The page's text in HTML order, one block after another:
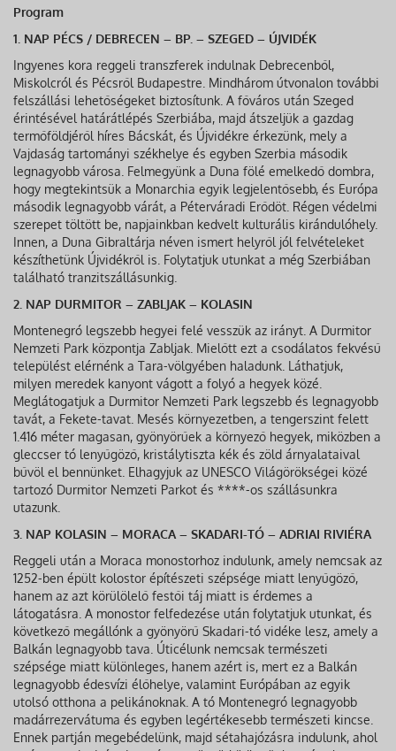
Program
1. NAP PÉCS / DEBRECEN – BP. – SZEGED – ÚJVIDÉK
Ingyenes kora reggeli transzferek indulnak Debrecenből,
Miskolcról és Pécsről Budapestre. Mindhárom útvonalon további
felszállási lehetőségeket biztosítunk. A főváros után Szeged
érintésével határátlépés Szerbiába, majd átszeljük a gazdag
termőföldjéről híres Bácskát, és Újvidékre érkezünk, mely a
Vajdaság tartományi székhelye és egyben Szerbia második
legnagyobb városa. Felmegyünk a Duna fölé emelkedő dombra,
hogy megtekintsük a Monarchia egyik legjelentősebb, és Európa
második legnagyobb várát, a Péterváradi Erődöt. Régen védelmi
szerepet töltött be, napjainkban kedvelt kulturális kirándulóhely.
Innen, a Duna Gibraltárja néven ismert helyről jól felvételeket
készíthetünk Újvidékről is. Folytatjuk utunkat a még Szerbiában
található tranzitszállásunkig.
2. NAP DURMITOR – ZABLJAK – KOLASIN
Montenegró legszebb hegyei felé vesszük az irányt. A Durmitor
Nemzeti Park központja Zabljak. Mielőtt ezt a csodálatos fekvésű
települést elérnénk a Tara-völgyében haladunk. Láthatjuk,
milyen meredek kanyont vágott a folyó a hegyek közé.
Meglátogatjuk a Durmitor Nemzeti Park legszebb és legnagyobb
tavát, a Fekete-tavat. Mesés környezetben, a tengerszint felett
1.416 méter magasan, gyönyörűek a környező hegyek, miközben a
gleccser tó lenyűgöző, kristálytiszta kék és zöld árnyalataival
bűvöl el bennünket. Elhagyjuk az UNESCO Világörökségei közé
tartozó Durmitor Nemzeti Parkot és ****-os szállásunkra
utazunk.
3. NAP KOLASIN – MORACA – SKADARI-TÓ – ADRIAI RIVIÉRA
Reggeli után a Moraca monostorhoz indulunk, amely nemcsak az
1252-ben épült kolostor építészeti szépsége miatt lenyűgöző,
hanem az azt körülölelő festői táj miatt is érdemes a
látogatásra. A monostor felfedezése után folytatjuk utunkat, és
következő megállónk a gyönyörű Skadari-tó vidéke lesz, amely a
Balkán legnagyobb tava. Úticélunk nemcsak természeti
szépsége miatt különleges, hanem azért is, mert ez a Balkán
legnagyobb édesvízi élőhelye, valamint Európában az egyik
utolsó otthona a pelikánoknak. A tó Montenegró legnagyobb
madárrezervátuma és egyben legértékesebb természeti kincse.
Ennek partján megebédelünk, majd sétahajózásra indulunk, ahol